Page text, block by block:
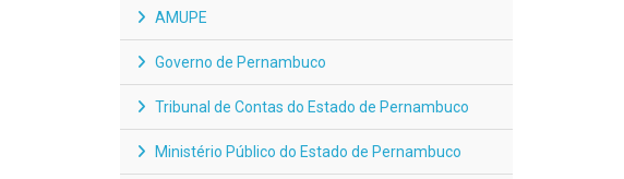
AMUPE
Governo de Pernambuco
Tribunal de Contas do Estado de Pernambuco
Ministério Público do Estado de Pernambuco